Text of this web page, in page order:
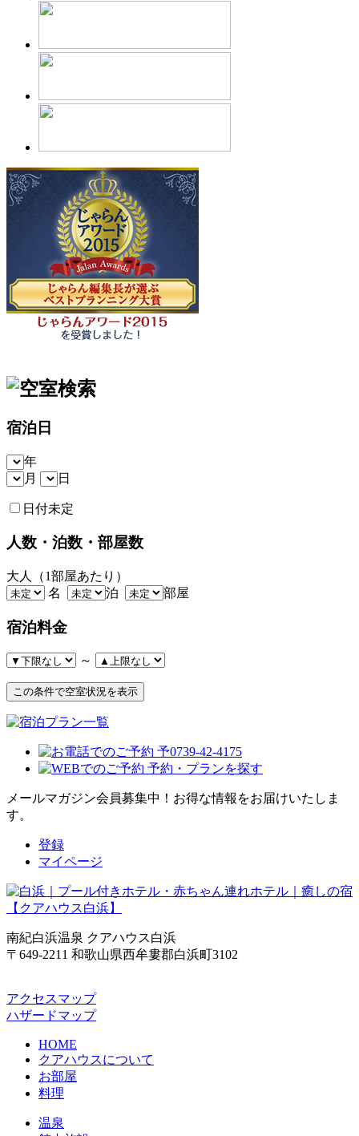
宿泊日
年
月
日
日付未定
人数・泊数・部屋数
大人（1部屋あたり）
名
泊 部屋
宿泊料金
～
メールマガジン会員募集中！ お得な情報をお届けいたしま
す。
登録
マイページ
南紀白浜温泉 クアハウス白浜
〒649-2211 和歌山県西牟婁郡白浜町3102
アクセスマップ
ハザードマップ
HOME
クアハウスについて
お部屋
料理
温泉